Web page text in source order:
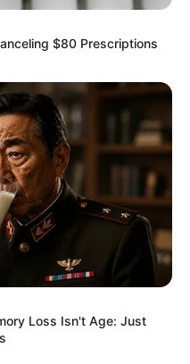
$80 Prescriptions
Loss Isn't Age: Just